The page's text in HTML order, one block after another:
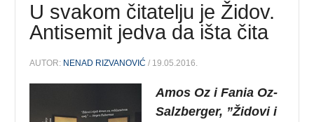
U svakom čitatelju je Židov.
Antisemit jedva da išta čita
AUTOR: NENAD RIZVANOVIĆ / 19.05.2016.
Amos Oz i Fania Oz-
Salzberger, ”Židovi i